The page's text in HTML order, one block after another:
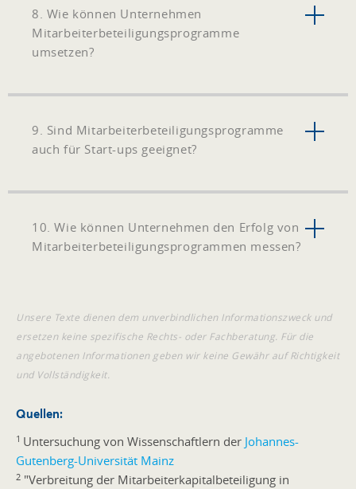
8. Wie können Unternehmen
Mitarbeiterbeteiligungsprogramme
umsetzen?
9. Sind Mitarbeiterbeteiligungsprogramme
auch für Start-ups geeignet?
10. Wie können Unternehmen den Erfolg von
Mitarbeiterbeteiligungsprogrammen messen?
Unsere Texte dienen dem unverbindlichen Informationszweck und
ersetzen keine spezifische Rechts- oder Fachberatung. Für die
angebotenen Informationen geben wir keine Gewähr auf Richtigkeit
und Vollständigkeit.
Quellen:
1 Untersuchung von Wissenschaftlern der Johannes-
Gutenberg-Universität Mainz
2 "Verbreitung der Mitarbeiterkapitalbeteiligung in